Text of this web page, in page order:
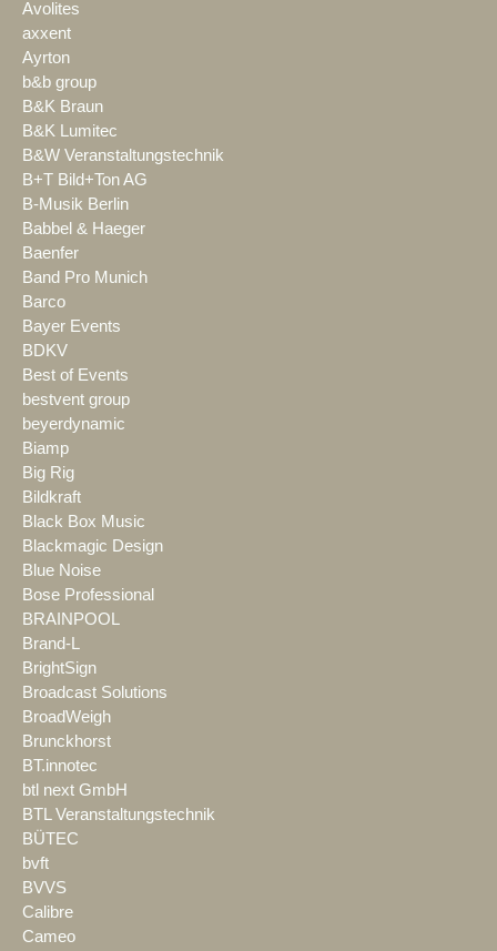
Avolites
axxent
Ayrton
b&b group
B&K Braun
B&K Lumitec
B&W Veranstaltungstechnik
B+T Bild+Ton AG
B-Musik Berlin
Babbel & Haeger
Baenfer
Band Pro Munich
Barco
Bayer Events
BDKV
Best of Events
bestvent group
beyerdynamic
Biamp
Big Rig
Bildkraft
Black Box Music
Blackmagic Design
Blue Noise
Bose Professional
BRAINPOOL
Brand-L
BrightSign
Broadcast Solutions
BroadWeigh
Brunckhorst
BT.innotec
btl next GmbH
BTL Veranstaltungstechnik
BÜTEC
bvft
BVVS
Calibre
Cameo